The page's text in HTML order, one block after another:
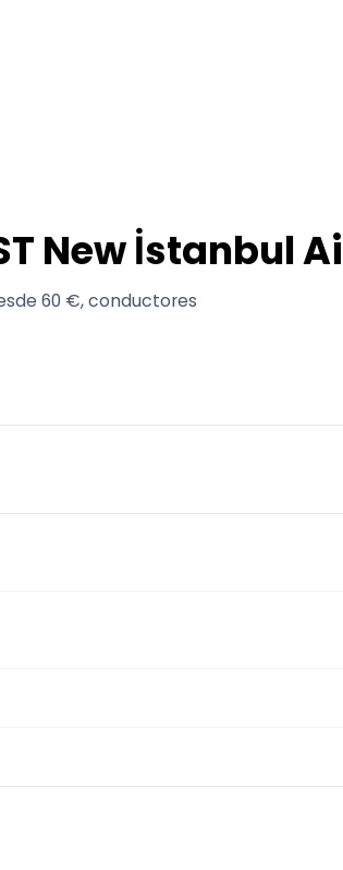
New İstanbul
60 €, conductores